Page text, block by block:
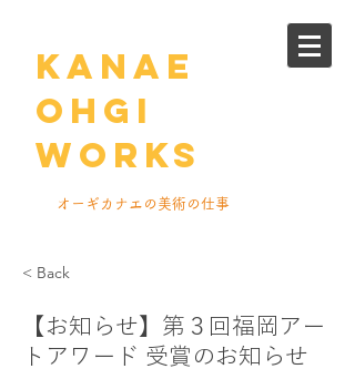
kanae
ohgi
works
​オーギカナエの美術の仕事
< Back
【お知らせ】第３回福岡アー
トアワード 受賞のお知らせ